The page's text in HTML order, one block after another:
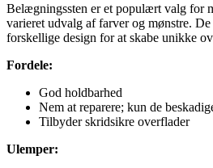
Belægningssten er et populært valg for
varieret udvalg af farver og mønstre. De
forskellige design for at skabe unikke
Fordele:
God holdbarhed
Nem at reparere; kun de
Tilbyder skridsikre overflader
Ulemper: